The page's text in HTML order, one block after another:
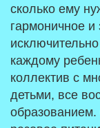
сколько ему
гармоничное и
каждому
коллектив с
детьми, все